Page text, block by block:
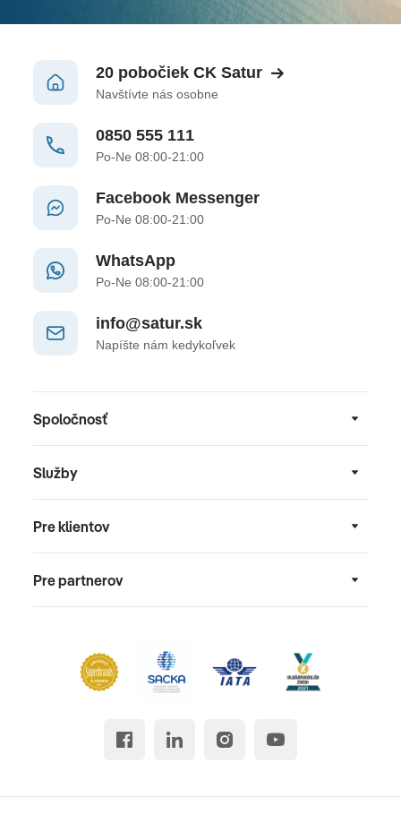
20 pobočiek CK Satur
Navštívte nás osobne
0850 555 111
Po-Ne 08:00-21:00
Facebook Messenger
Po-Ne 08:00-21:00
WhatsApp
Po-Ne 08:00-21:00
info@satur.sk
Napíšte nám kedykoľvek
Spoločnosť
Služby
Pre klientov
Pre partnerov